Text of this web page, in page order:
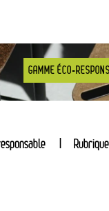
GAMME ÉCO-